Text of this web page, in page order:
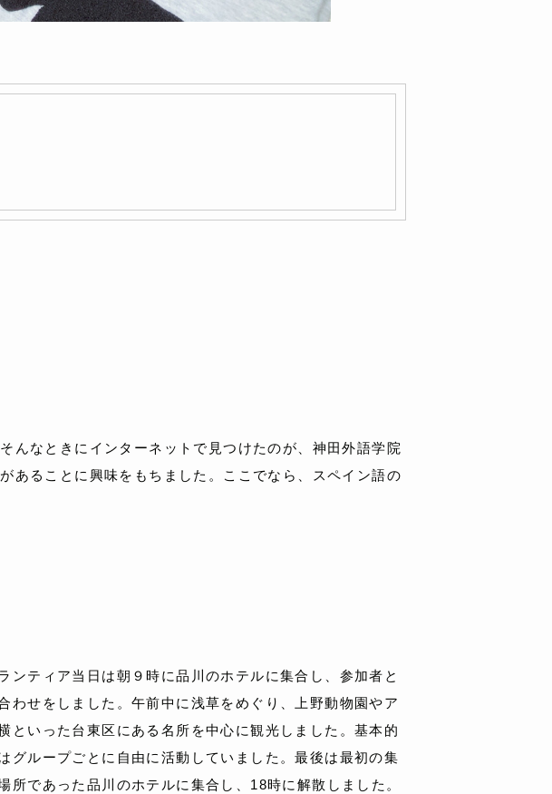
んなときにインターネットで見つけたのが、神田外語学院
あることに興味をもちました。ここでなら、スペイン語の
ンティア当日は朝９時に品川のホテルに集合し、参加者と
わせをしました。午前中に浅草をめぐり、上野動物園やア
といった台東区にある名所を中心に観光しました。基本的
グループごとに自由に活動していました。最後は最初の集
所であった品川のホテルに集合し、18時に解散しました。